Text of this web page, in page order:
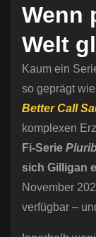
Wenn
Welt
Kaum ein
so geprägt
Better Call
komplexen
Fi-Serie
sich Gilligan
November
verfügbar –